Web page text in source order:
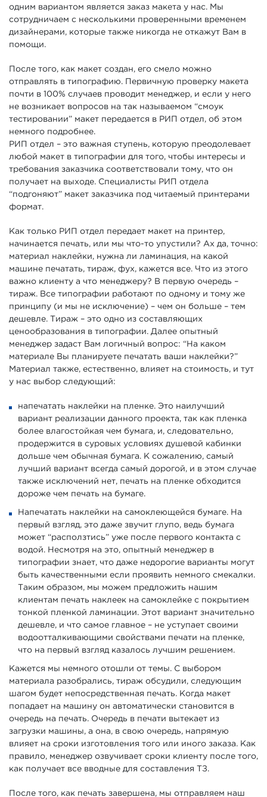
одним вариантом является заказ макета у нас. Мы
сотрудничаем с несколькими проверенными временем
дизайнерами, которые также никогда не откажут Вам в
помощи.
После того, как макет создан, его смело можно
отправлять в типографию. Первичную проверку макета
почти в 100% случаев проводит менеджер, и если у него
не возникает вопросов на так называемом “смоук
тестировании” макет передается в РИП отдел, об этом
немного подробнее.
РИП отдел – это важная ступень, которую преодолевает
любой макет в типографии для того, чтобы интересы и
требования заказчика соответствовали тому, что он
получает на выходе. Специалисты РИП отдела
“подгоняют” макет заказчика под читаемый принтерами
формат.
Как только РИП отдел передает макет на принтер,
начинается печать, или мы что-то упустили? Ах да, точно:
материал наклейки, нужна ли ламинация, на какой
машине печатать, тираж, фух, кажется все. Что из этого
важно клиенту а что менеджеру? В первую очередь –
тираж. Все типографии работают по одному и тому же
принципу (и мы не исключение) – чем он больше – тем
дешевле. Тираж – это одно из составляющих
ценообразования в типографии. Далее опытный
менеджер задаст Вам логичный вопрос: “На каком
материале Вы планируете печатать ваши наклейки?”
Материал также, естественно, влияет на стоимость, и тут
у нас выбор следующий:
напечатать наклейки на пленке. Это наилучший
вариант реализации данного проекта, так как пленка
более влагостойкая чем бумага, и, следовательно,
продержится в суровых условиях душевой кабинки
дольше чем обычная бумага. К сожалению, самый
лучший вариант всегда самый дорогой, и в этом случае
также исключений нет, печать на пленке обходится
дороже чем печать на бумаге.
Напечатать наклейки на самоклеющейся бумаге. На
первый взгляд, это даже звучит глупо, ведь бумага
может “расползтись” уже после первого контакта с
водой. Несмотря на это, опытный менеджер в
типографии знает, что даже недорогие варианты могут
быть качественными если проявить немного смекалки.
Таким образом, мы можем предложить нашим
клиентам печать наклеек на самоклейке с покрытием
тонкой пленкой ламинации. Этот вариант значительно
дешевле, и что самое главное – не уступает своими
водоотталкивающими свойствами печати на пленке,
что на первый взгляд казалось лучшим решением.
Кажется мы немного отошли от темы. С выбором
материала разобрались, тираж обсудили, следующим
шагом будет непосредственная печать. Когда макет
попадает на машину он автоматически становится в
очередь на печать. Очередь в печати вытекает из
загрузки машины, а она, в свою очередь, напрямую
влияет на сроки изготовления того или иного заказа. Как
правило, менеджер озвучивает сроки клиенту после того,
как получает все вводные для составления ТЗ.
После того, как печать завершена, мы отправляем наш